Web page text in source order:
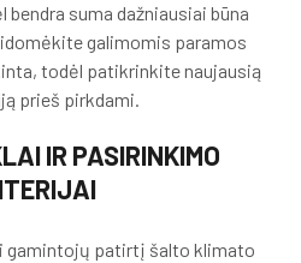
suma dažniausiai būna
galimomis paramos
todėl patikrinkite naujausią
prieš pirkdami.
IR PASIRINKIMO
gamintojų patirtį šalto klimato